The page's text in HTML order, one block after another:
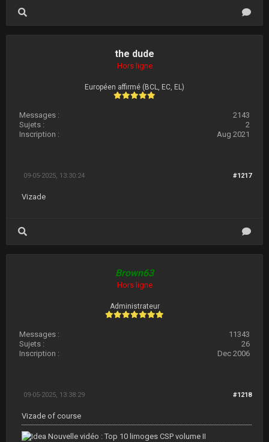
the dude
Hors ligne
Européen affirmé (BCL, EC, EL)
Messages :
2143
Sujets :
2
Inscription :
Aug 2021
#1217
09-05-2025, 13:30:24
Vizade
Brown63
Hors ligne
Administrateur
Messages :
11343
Sujets :
26
Inscription :
Dec 2006
#1218
09-05-2025, 13:38:29
Vizade of course
Nouvelle vidéo : Top 10 limoges CSP volume II